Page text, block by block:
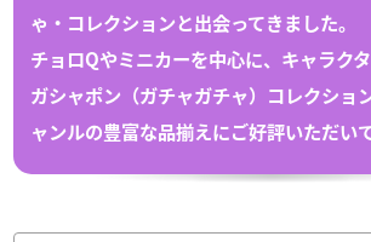
ゃ ・ コレクションと出会ってきました。
チョロQやミニカーを中心に、キャラクタ
ガシャポン（ガチャガチャ） コレクショ
ャンルの豊富な品揃えにご好評いただい